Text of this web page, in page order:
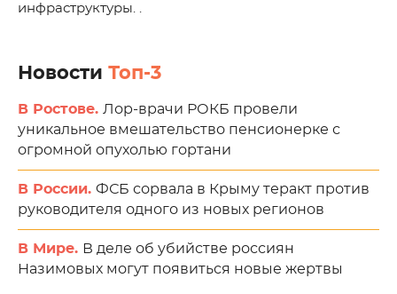
инфраструктуры. .
Новости Топ-3
В Ростове. Лор-врачи РОКБ провели
уникальное вмешательство пенсионерке с
огромной опухолью гортани
В России. ФСБ сорвала в Крыму теракт против
руководителя одного из новых регионов
В Мире. В деле об убийстве россиян
Назимовых могут появиться новые жертвы